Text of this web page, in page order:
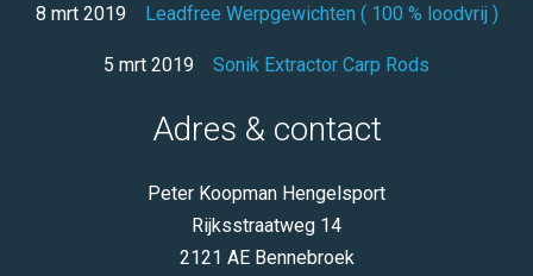
8 mrt 2019 Leadfree Werpgewichten ( 100 % loodvrij )
5 mrt 2019 Sonik Extractor Carp Rods
Adres & contact
Peter Koopman Hengelsport
Rijksstraatweg 14
2121 AE Bennebroek